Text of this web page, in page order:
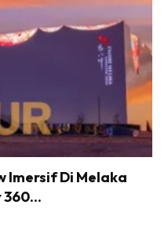
Imersif Di Melaka